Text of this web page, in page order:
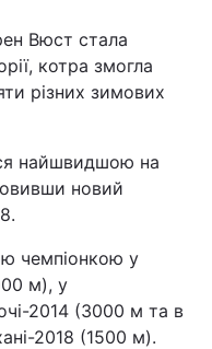
Вюст стала
котра змогла
різних зимових
найшвидшою на
новий
чемпіонкою у
м), у
2014 (3000 м та в
2018 (1500 м).